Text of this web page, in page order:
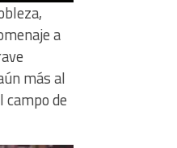
a
más al
campo de